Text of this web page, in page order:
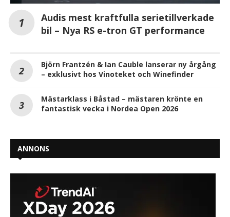
Audis mest kraftfulla serietillverkade
bil – Nya RS e-tron GT performance
Björn Frantzén & Ian Cauble lanserar ny årgång
– exklusivt hos Vinoteket och Winefinder
Mästarklass i Båstad – mästaren krönte en
fantastisk vecka i Nordea Open 2026
ANNONS